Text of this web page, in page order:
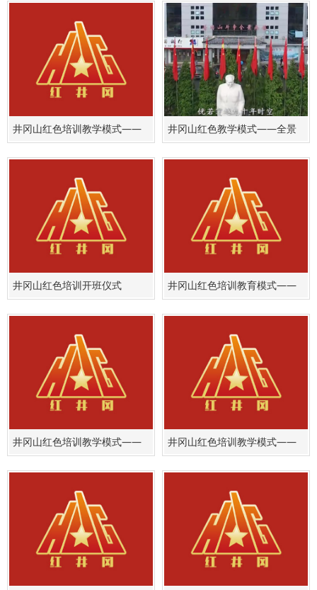
井冈山红色培训教学模式——
红色历史知识竞赛
井冈山红色教学模式——全景
画教学
井冈山红色培训开班仪式
井冈山红色培训教育模式——
访谈教学
井冈山红色培训教学模式——
红歌教学
井冈山红色培训教学模式——
体验式教学